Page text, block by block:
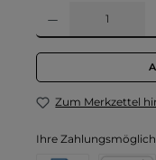
Produkt Anzahl: Gib
Zum Merkzettel
Ihre